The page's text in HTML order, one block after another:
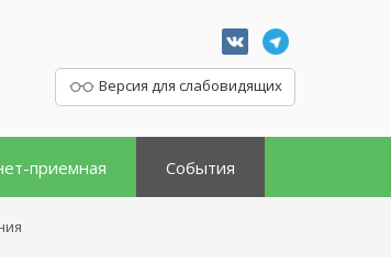
Версия для слабовидящих
приемная События